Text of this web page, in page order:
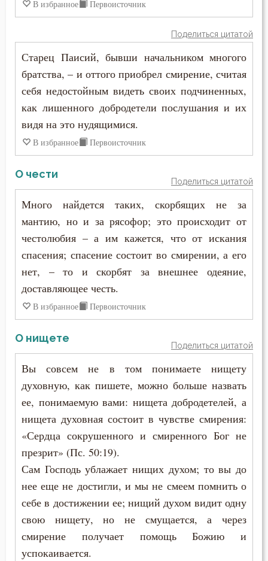
В избранное Первоисточник
Поделиться цитатой
Старец Паисий, бывши начальником многого
братства, – и оттого приобрел смирение, считая
себя недостойным видеть своих подчиненных,
как лишенного добродетели послушания и их
видя на это нудящимися.
В избранное Первоисточник
О чести
Поделиться цитатой
Много найдется таких, скорбящих не за
мантию, но и за рясофор; это происходит от
честолюбия – а им кажется, что от искания
спасения; спасение состоит во смирении, а его
нет, – то и скорбят за внешнее одеяние,
доставляющее честь.
В избранное Первоисточник
О нищете
Поделиться цитатой
Вы совсем не в том понимаете нищету
духовную, как пишете, можно больше назвать
ее, понимаемую вами: нищета добродетелей, а
нищета духовная состоит в чувстве смирения:
«Сердца сокрушенного и смиренного Бог не
презрит» (Пс. 50:19).
Сам Господь ублажает нищих духом; то вы до
нее еще не достигли, и мы не смеем помнить о
себе в достижении ее; нищий духом видит одну
свою нищету, но не смущается, а через
смирение получает помощь Божию и
успокаивается.